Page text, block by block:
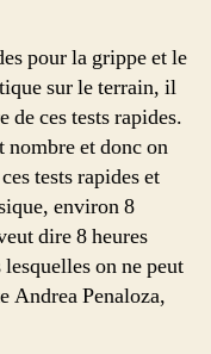
pour la grippe et le
sur le terrain, il
de ces tests rapides.
nombre et donc on
tests rapides et
environ 8
dire 8 heures
on ne peut
Andrea Penaloza,